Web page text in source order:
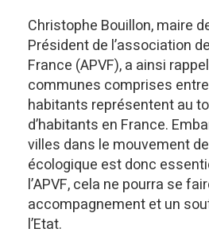
Christophe Bouillon, maire
Président de l’association
France (APVF), a ainsi
communes comprises
habitants représentent au
d’habitants en France.
villes dans le mouvement
écologique est donc
l’APVF, cela ne pourra se
accompagnement et un
l’Etat.